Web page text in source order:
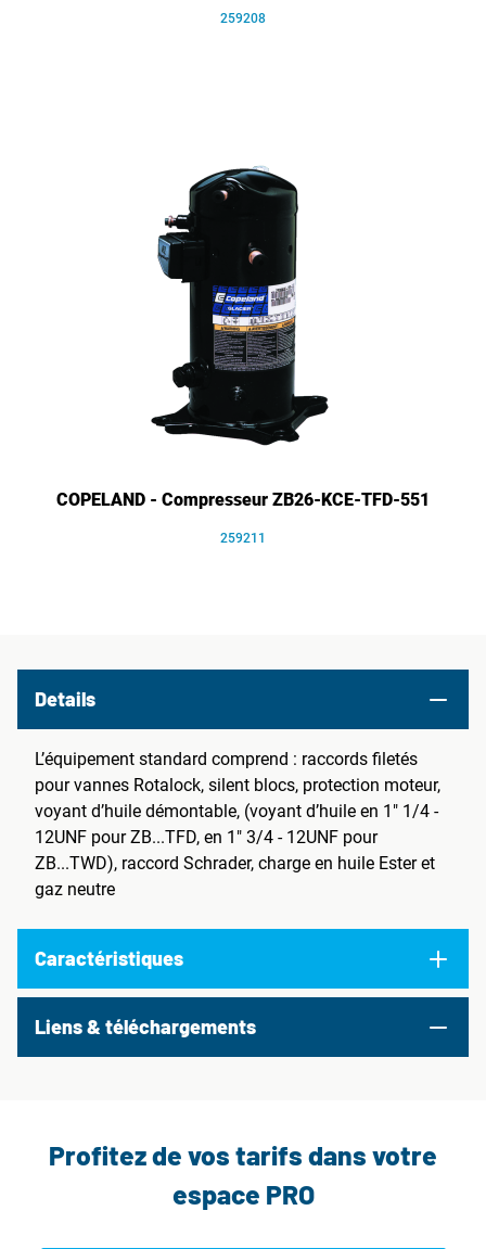
259208
COPELAND - Compresseur ZB26-KCE-TFD-551
259211
Details
L’équipement standard comprend : raccords filetés
pour vannes Rotalock, silent blocs, protection moteur,
voyant d’huile démontable, (voyant d’huile en 1" 1/4 -
12UNF pour ZB...TFD, en 1" 3/4 - 12UNF pour
ZB...TWD), raccord Schrader, charge en huile Ester et
gaz neutre
Caractéristiques
Liens & téléchargements
Profitez de vos tarifs dans votre
espace PRO